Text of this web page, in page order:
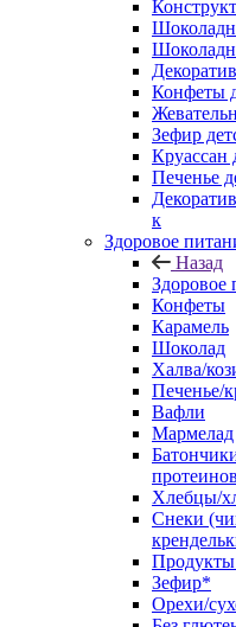
Конфеты
Зефир
Круассан
Печенье
к
Здоровое
Назад
Здоровое
Конфеты
Карамель
Шоколад
Халва/
Печенье/
Вафли
Мармелад
Хлебцы/
Снеки
Продукты
Зефир*
Орехи/